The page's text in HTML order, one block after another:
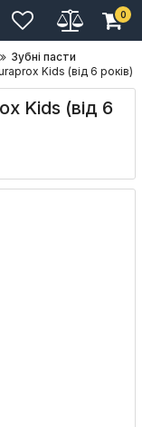
0
Зубні пасти
Kids (від 6 років)
Kids (від 6